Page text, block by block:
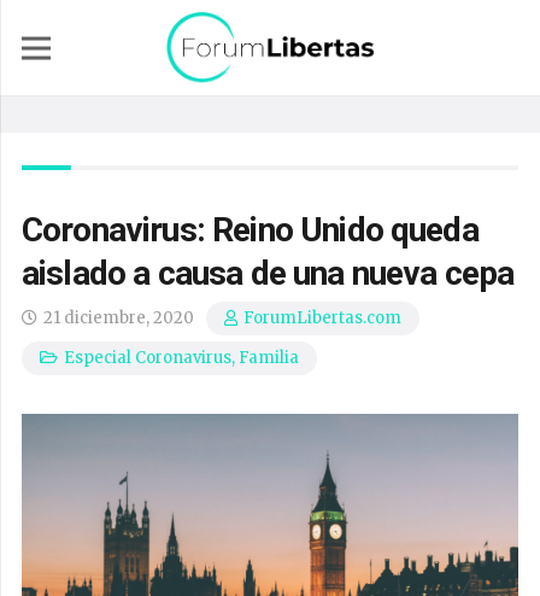
Coronavirus: Reino Unido queda
aislado a causa de una nueva cepa
21 diciembre, 2020
ForumLibertas.com
Especial Coronavirus, Familia